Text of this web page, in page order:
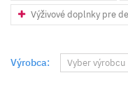
Výživové doplnky pre
Výrobca: